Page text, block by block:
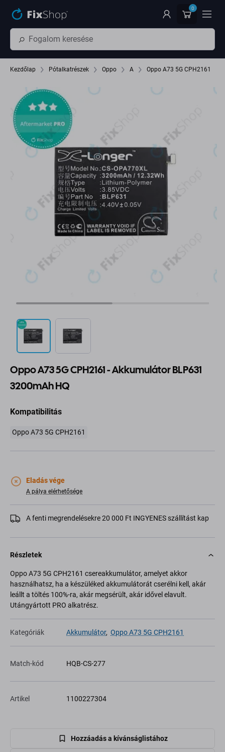
0
Kezdőlap Pótalkatrészek Oppo A Oppo A73 5G CPH2161
Oppo A73 5G CPH2161 - Akkumulátor BLP631
3200mAh HQ
Kompatibilitás
Oppo A73 5G CPH2161
Eladás vége
A pálya elérhetősége
A fenti megrendelésekre 20 000 Ft INGYENES szállítást kap
Részletek
Oppo A73 5G CPH2161 csereakkumulátor, amelyet akkor
használhatsz, ha a készüléked akkumulátorát cserélni kell, akár
leállt a töltés 100%-ra, akár megsérült, akár idővel elavult.
Utángyártott PRO alkatrész.
Kategóriák Akkumulátor, Oppo A73 5G CPH2161
Match-kód HQB-CS-277
Artikel 1100227304
Hozzáadás a kívánságlistához